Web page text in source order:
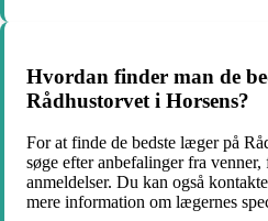
Hvordan finder man de
Rådhustorvet i Horsens?
For at finde de bedste læger på
søge efter anbefalinger fra
anmeldelser. Du kan også
mere information om lægernes